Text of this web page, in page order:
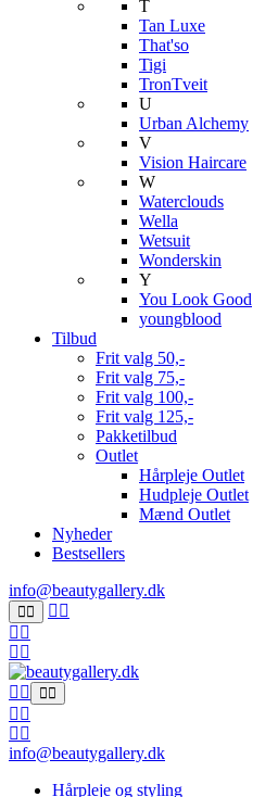
T
Tan Luxe
That'so
Tigi
TronTveit
U
Urban Alchemy
V
Vision Haircare
W
Waterclouds
Wella
Wetsuit
Wonderskin
Y
You Look Good
youngblood
Tilbud
Frit valg 50,-
Frit valg 75,-
Frit valg 100,-
Frit valg 125,-
Pakketilbud
Outlet
Hårpleje Outlet
Hudpleje Outlet
Mænd Outlet
Nyheder
Bestsellers
info@beautygallery.dk
info@beautygallery.dk
Hårpleje og styling